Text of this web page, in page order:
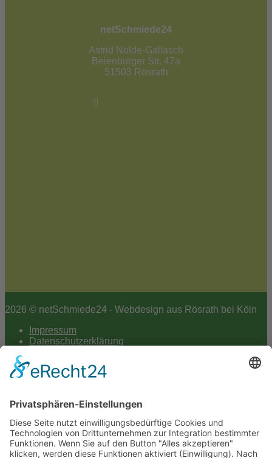
netSchmiede24
Astrid Nolde-Gallasch
Beienburger Str. 47a
51503 Rösrath
2026 © netSchmiede24 - Webdesign aus Rösrath bei Köln
Impressum
Datenschutzerklärung
Cookie-Einstellungen
to
top